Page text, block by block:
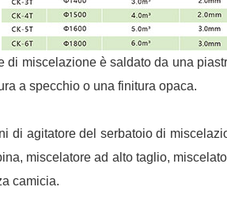
di miscelazione è saldato da una
a specchio o una finitura opaca.
di agitatore del serbatoio di
miscelatore ad alto taglio,
camicia.